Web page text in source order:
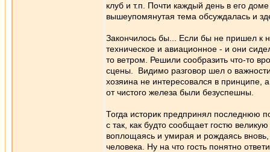
клуб и т.п. Почти каждый день в его
вышеупомянутая тема обсуждалась и
Закончилось бы... Если бы не пришел к
техническое и авиационное - и они
то ветром. Решили сообразить что-то
сцены. Видимо разговор шел о
хозяина не интересовался в принципе,
от чистого железа были безуспешны.
Тогда историк предпринял последнюю
с так, как будто сообщает гостю
воплощаясь и умирая и рождаясь вновь,
человека. Ну на что гость понятно